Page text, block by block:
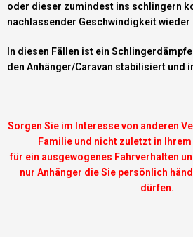
oder dieser zumindest ins schlingern
nachlassender Geschwindigkeit wieder
In diesen Fällen ist ein
den Anhänger/Caravan stabilisiert und
Sorgen Sie im Interesse von anderen
Familie und nicht zuletzt in
für ein ausgewogenes Fahrverhalten
nur Anhänger die Sie persönlich
dürfen.